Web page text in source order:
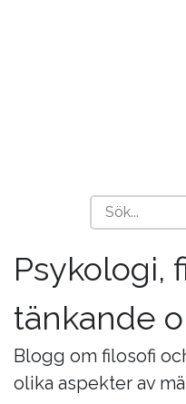
Psykologi,
tänkande
Blogg om filosofi
olika aspekter av